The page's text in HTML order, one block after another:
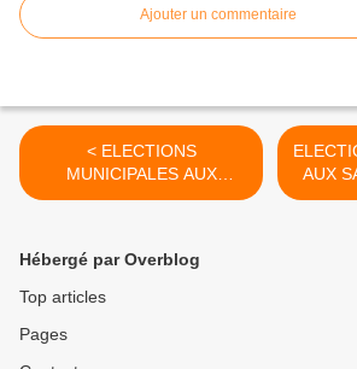
Ajouter un commentaire
< ELECTIONS
MUNICIPALES AUX
SABLES D'OLONNE "VILLE
AUX
Hébergé par Overblog
Top articles
Pages